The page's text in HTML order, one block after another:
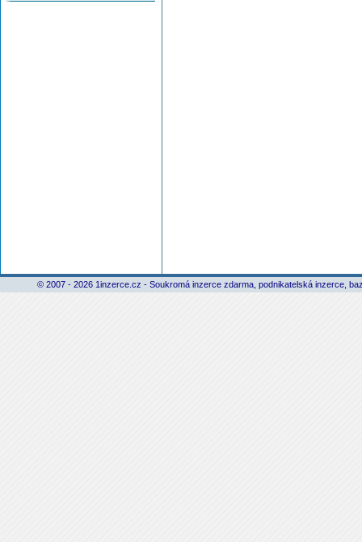
© 2007 - 2026 1inzerce.cz - Soukromá inzerce zdarma, podnikatelská inzerce,